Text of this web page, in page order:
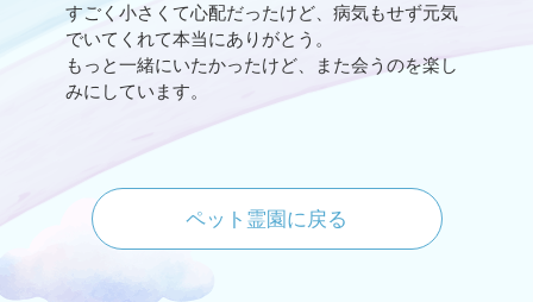
すごく小さくて心配だったけど、病気もせず元気
でいてくれて本当にありがとう。
もっと一緒にいたかったけど、また会うのを楽し
みにしています。
ペット霊園に戻る